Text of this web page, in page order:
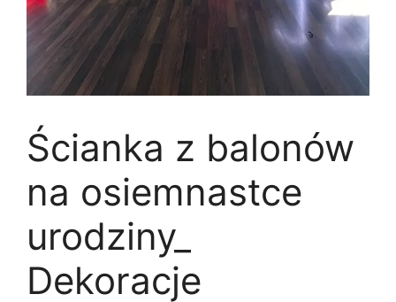
Ścianka z balonów
na osiemnastce
urodziny_
Dekoracje